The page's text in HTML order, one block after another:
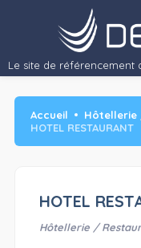
Le site de référencement
Accueil
Hôtellerie
HOTEL RESTAURANT
HOTEL
Hôtellerie /